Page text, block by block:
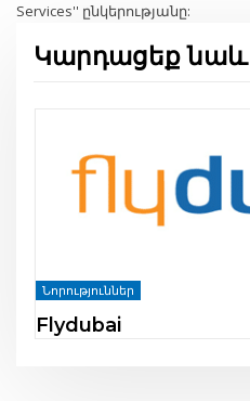
Services'' ընկերությանը:
Կարդացեք նաև
Նորություններ
Flydubai